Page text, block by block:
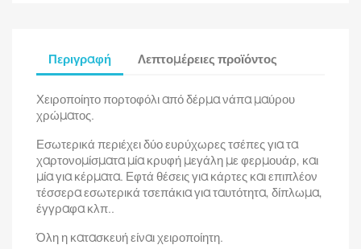
Περιγραφή Λεπτομέρειες προϊόντος
Χειροποίητο πορτοφόλι από δέρμα νάπα μαύρου
χρώματος.
Εσωτερικά περιέχει δύο ευρύχωρες τσέπες για τα
χαρτονομίσματα μία κρυφή μεγάλη με φερμουάρ, και
μία για κέρματα. Εφτά θέσεις για κάρτες και επιπλέον
τέσσερα εσωτερικά τσεπάκια για ταυτότητα, δίπλωμα,
έγγραφα κλπ..
Όλη η κατασκευή είναι χειροποίητη.